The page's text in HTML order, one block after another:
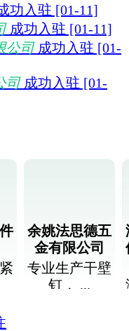
功入驻 [01-11]
成功入驻 [01-11]
公司成功入驻 [01-
司成功入驻 [01-
余姚法思德五
金有限公司
专业生产干壁
钉， ...